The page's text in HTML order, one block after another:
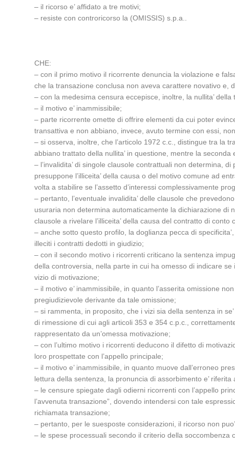
– il ricorso e’ affidato a tre motivi;
– resiste con controricorso la (OMISSIS) s.p.a..
CHE:
– con il primo motivo il ricorrente denuncia la violazione e
che la transazione conclusa non aveva carattere novativo e,
– con la medesima censura eccepisce, inoltre, la nullita’
– il motivo e’ inammissibile;
– parte ricorrente omette di offrire elementi da cui poter
transattiva e non abbiano, invece, avuto termine con essi,
– si osserva, inoltre, che l’articolo 1972 c.c., distingue tra la
abbiano trattato della nullita’ in questione, mentre la
– l’invalidita’ di singole clausole contrattuali non determina,
presuppone l’illiceita’ della causa o del motivo comune ad
volta a stabilire se l’assetto d’interessi complessivamente
– pertanto, l’eventuale invalidita’ delle clausole che
usuraria non determina automaticamente la dichiarazione di
clausole a rivelare l’illiceita’ della causa del contratto di conto
– anche sotto questo profilo, la doglianza pecca di
illeciti i contratti dedotti in giudizio;
– con il secondo motivo i ricorrenti criticano la sentenza
della controversia, nella parte in cui ha omesso di indicare
vizio di motivazione;
– il motivo e’ inammissibile, in quanto l’asserita omissione
pregiudizievole derivante da tale omissione;
– si rammenta, in proposito, che i vizi sia della sentenza in
di rimessione di cui agli articoli 353 e 354 c.p.c.,
rappresentato da un’omessa motivazione;
– con l’ultimo motivo i ricorrenti deducono il difetto di
loro prospettate con l’appello principale;
– il motivo e’ inammissibile, in quanto muove dall’erroneo
lettura della sentenza, la pronuncia di assorbimento e’
– le censure spiegate dagli odierni ricorrenti con l’appello
l’avvenuta transazione”, dovendo intendersi con tale
richiamata transazione;
– pertanto, per le suesposte considerazioni, il ricorso non
– le spese processuali secondo il criterio della soccombenza